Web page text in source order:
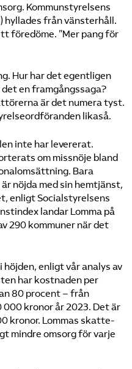
Kommun­styrelsens
hyllades från vänsterhåll.
föredöme. ”Mer pang för
Hur har det egentligen
en framgångs­saga?
är det numera tyst.
likaså.
inte har levererat.
om missnöje bland
Bara
nöjda med sin hemtjänst,
enligt Social­styrelsens
landar Lomma på
290 kommuner när det
enligt vår analys av
har kostnaden per
80 procent – från
kronor år 2023. Det är
kronor. Lommas skatte­
mindre omsorg för varje